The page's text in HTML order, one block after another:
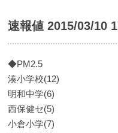
速報値 2015/03/10
◆PM2.5
湊小学校(12)
明和中学(6)
西保健セ(5)
小倉小学(7)